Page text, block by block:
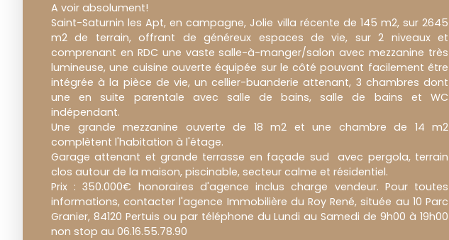
A voir absolument!
Saint-Saturnin les Apt, en campagne, Jolie villa récente de 145 m2, sur 2645
m2 de terrain, offrant de généreux espaces de vie, sur 2 niveaux et
comprenant en RDC une vaste salle-à-manger/salon avec mezzanine très
lumineuse, une cuisine ouverte équipée sur le côté pouvant facilement être
intégrée à la pièce de vie, un cellier-buanderie attenant, 3 chambres dont
une en suite parentale avec salle de bains, salle de bains et WC
indépendant.
Une grande mezzanine ouverte de 18 m2 et une chambre de 14 m2
complètent l'habitation à l'étage.
Garage attenant et grande terrasse en façade sud avec pergola, terrain
clos autour de la maison, piscinable, secteur calme et résidentiel.
Prix : 350.000€ honoraires d'agence inclus charge vendeur. Pour toutes
informations, contacter l'agence Immobilière du Roy René, située au 10 Parc
Granier, 84120 Pertuis ou par téléphone du Lundi au Samedi de 9h00 à 19h00
non stop au 06.16.55.78.90